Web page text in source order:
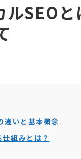
コンテンツ
WEBコンサ
WEBマーケ
ルSEO
違いと基本概念
組みとは？